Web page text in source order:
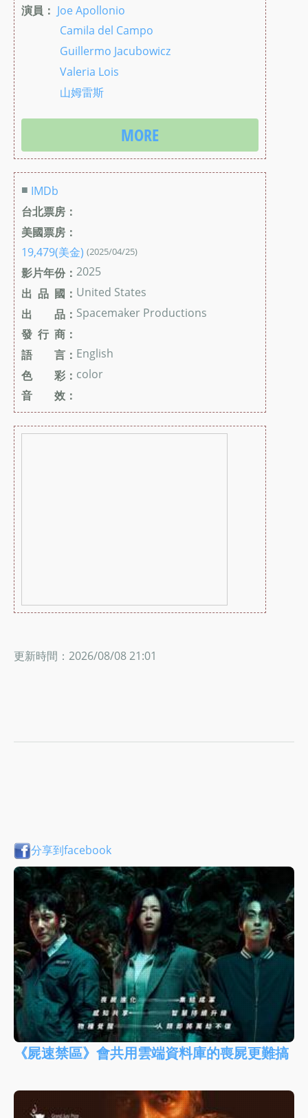
演員： Joe Apollonio
Camila del Campo
Guillermo Jacubowicz
Valeria Lois
山姆雷斯
MORE
■ IMDb
台北票房：
美國票房：
19,479(美金) (2025/04/25)
影片年份： 2025
出 品 國： United States
出 品： Spacemaker Productions
發 行 商：
語 言： English
色 彩： color
音 效：
更新時間：2026/08/08 21:01
分享到facebook
《屍速禁區》會共用雲端資料庫的喪屍更難搞